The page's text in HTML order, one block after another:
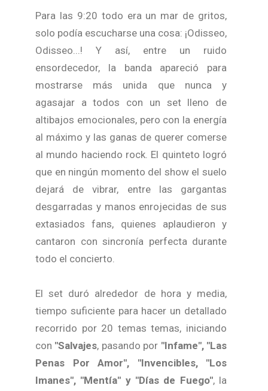
Para las 9:20 todo era un mar de gritos,
solo podía escucharse una cosa: ¡Odisseo,
Odisseo...! Y así, entre un ruido
ensordecedor, la banda apareció para
mostrarse más unida que nunca y
agasajar a todos con un set lleno de
altibajos emocionales, pero con la energía
al máximo y las ganas de querer comerse
al mundo haciendo rock. El quinteto logró
que en ningún momento del show el suelo
dejará de vibrar, entre las gargantas
desgarradas y manos enrojecidas de sus
extasiados fans, quienes aplaudieron y
cantaron con sincronía perfecta durante
todo el concierto.
El set duró alrededor de hora y media,
tiempo suficiente para hacer un detallado
recorrido por 20 temas temas, iniciando
con "Salvajes, pasando por "Infame", "Las
Penas Por Amor", "Invencibles, "Los
Imanes", "Mentía" y "Días de Fuego", la